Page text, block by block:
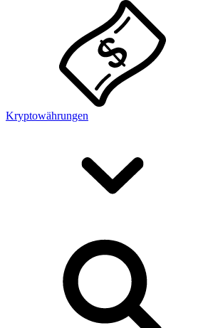
Kryptowährungen